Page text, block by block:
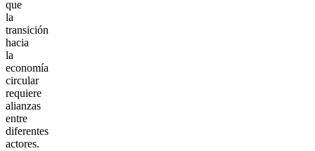
que
la
transición
hacia
la
economía
circular
requiere
alianzas
entre
diferentes
actores.